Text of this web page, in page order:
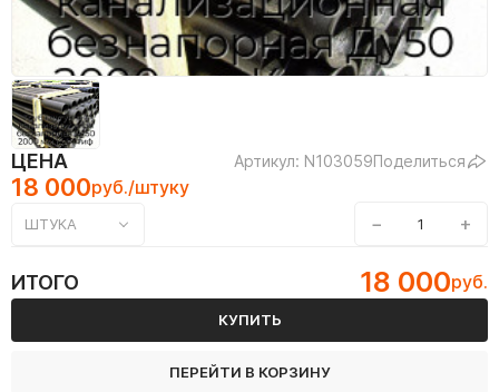
ЦЕНА Артикул: N103059Поделиться
18 000руб./штуку
ШТУКА − +
ИТОГО 18 000руб.
КУПИТЬ
ПЕРЕЙТИ В КОРЗИНУ